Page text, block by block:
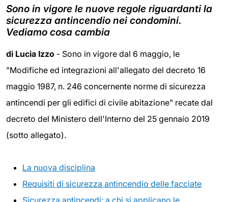
Sono in vigore le nuove regole riguardanti la
sicurezza antincendio nei condomini.
Vediamo cosa cambia
di Lucia Izzo - Sono in vigore dal 6 maggio, le
"Modifiche ed integrazioni all'allegato del decreto 16
maggio 1987, n. 246 concernente norme di sicurezza
antincendi per gli edifici di civile abitazione" recate dal
decreto del Ministero dell'Interno del 25 gennaio 2019
(sotto allegato).
La nuova disciplina
Requisiti di sicurezza antincendio delle facciate
Sicurezza antincendi: a chi si applicano le